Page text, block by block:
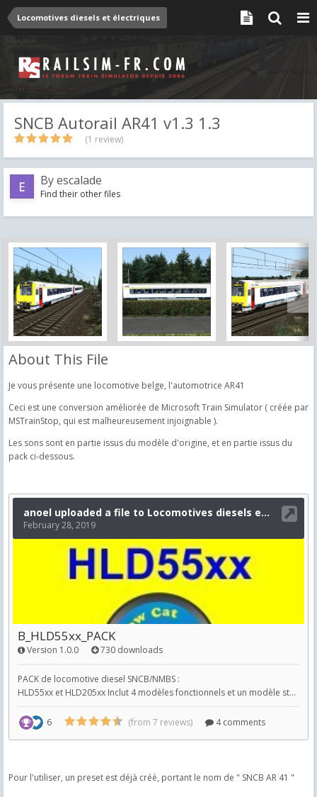
Locomotives diesels et électriques
SNCB Autorail AR41 v1.3 1.3
(1 review)
Byescalade
Find their other files
About This File
Je vous présente une locomotive belge, l'automotrice AR41
Ceci est une conversion améliorée de Microsoft Train Simulator ( créée par
MSTrainStop, qui est malheureusement injoignable ).
Les sons sont en partie issus du modèle d'origine, et en partie issus du
pack ci-dessous.
Pour l'utiliser, un preset est déjà créé, portant le nom de " SNCB AR 41 "